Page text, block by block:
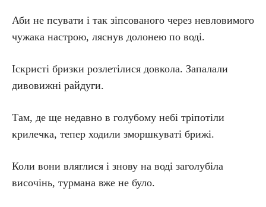
Аби не псувати і так зіпсованого через невловимого
чужака настрою, ляснув долонею по воді.
Іскристі бризки розлетілися довкола. Запалали
дивовижні райдуги.
Там, де ще недавно в голубому небі тріпотіли
крилечка, тепер ходили зморшкуваті брижі.
Коли вони вляглися і знову на воді заголубіла
височінь, турмана вже не було.